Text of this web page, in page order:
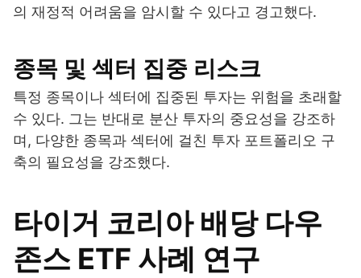
의 재정적 어려움을 암시할 수 있다고 경고했다.
종목 및 섹터 집중 리스크
특정 종목이나 섹터에 집중된 투자는 위험을 초래할
수 있다. 그는 반대로 분산 투자의 중요성을 강조하
며, 다양한 종목과 섹터에 걸친 투자 포트폴리오 구
축의 필요성을 강조했다.
타이거 코리아 배당 다우
존스 ETF 사례 연구